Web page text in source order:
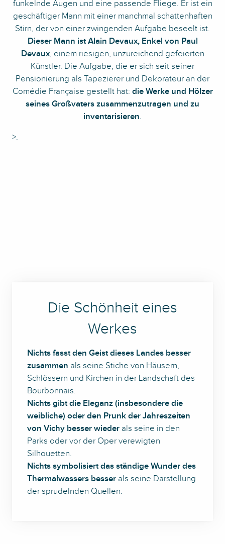
funkelnde Augen und eine passende Fliege. Er ist ein
geschäftiger Mann mit einer manchmal schattenhaften
Stirn, der von einer zwingenden Aufgabe beseelt ist.
Dieser Mann ist Alain Devaux, Enkel von Paul
Devaux, einem riesigen, unzureichend gefeierten
Künstler. Die Aufgabe, die er sich seit seiner
Pensionierung als Tapezierer und Dekorateur an der
Comédie Française gestellt hat: die Werke und Hölzer
seines Großvaters zusammenzutragen und zu
inventarisieren.
>.
Die Schönheit eines
Werkes
Nichts fasst den Geist dieses Landes besser
zusammen als seine Stiche von Häusern,
Schlössern und Kirchen in der Landschaft des
Bourbonnais.
Nichts gibt die Eleganz (insbesondere die
weibliche) oder den Prunk der Jahreszeiten
von Vichy besser wieder als seine in den
Parks oder vor der Oper verewigten
Silhouetten.
Nichts symbolisiert das ständige Wunder des
Thermalwassers besser als seine Darstellung
der sprudelnden Quellen.